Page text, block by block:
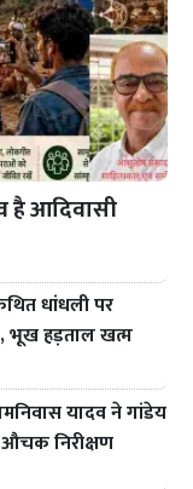
आदिवासी
धांधली पर
भूख हड़ताल खत्म
यादव ने गांडेय
औचक निरीक्षण